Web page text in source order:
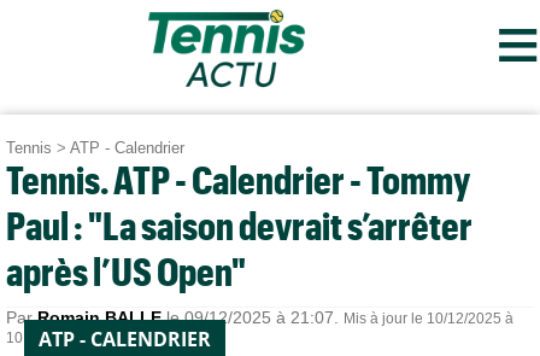
≡
Tennis > ATP - Calendrier
Tennis. ATP - Calendrier - Tommy
Paul : "La saison devrait s’arrêter
après l’US Open"
ParRomain BALLEle 09/12/2025 à 21:07.
Mis à jour le 10/12/2025 à
10:16.ATP - CALENDRIER